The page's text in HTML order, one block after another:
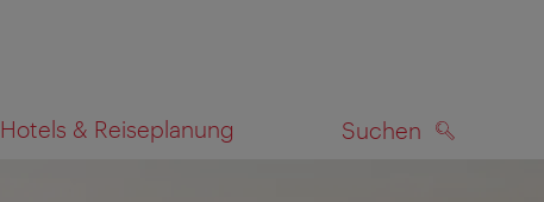
Hotels & Reiseplanung Suchen